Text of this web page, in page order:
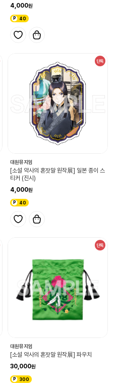
4,000
40
단독
대원뮤지엄
[소설 약사의 혼잣말 원작展] 일본 종이 스
티커 (진시)
4,000
40
단독
대원뮤지엄
[소설 약사의 혼잣말 원작展] 파우치
30,000
300